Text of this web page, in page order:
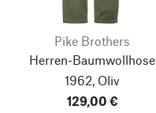
Pike Brothers
Herren-Baumwollhose
1962, Oliv
129,00 €